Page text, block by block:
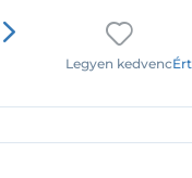
Legyen kedvenc